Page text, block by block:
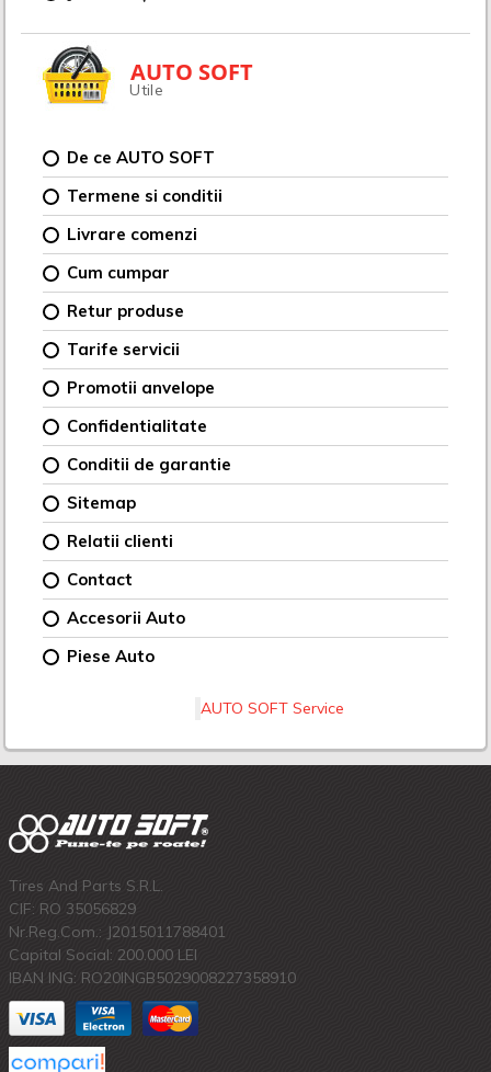
AUTO SOFT
Utile
De ce AUTO SOFT
Termene si conditii
Livrare comenzi
Cum cumpar
Retur produse
Tarife servicii
Promotii anvelope
Confidentialitate
Conditii de garantie
Sitemap
Relatii clienti
Contact
Accesorii Auto
Piese Auto
AUTO SOFT Service
Tires And Parts S.R.L.
CIF: RO 35056829
Nr.Reg.Com.: J2015011788401
Capital Social: 200.000 LEI
IBAN ING: RO20INGB5029008227358910